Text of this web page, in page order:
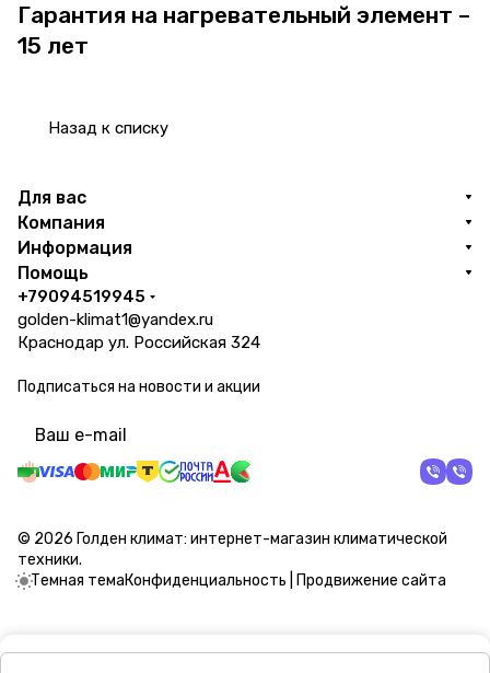
Гарантия на нагревательный элемент –
15 лет
Назад к списку
Для вас
Компания
Информация
Помощь
+79094519945
golden-klimat1@yandex.ru
Краснодар ул. Российская 324
Подписаться на новости и акции
© 2026 Голден климат: интернет-магазин климатической
техники.
Темная темаКонфиденциальность Продвижение сайта